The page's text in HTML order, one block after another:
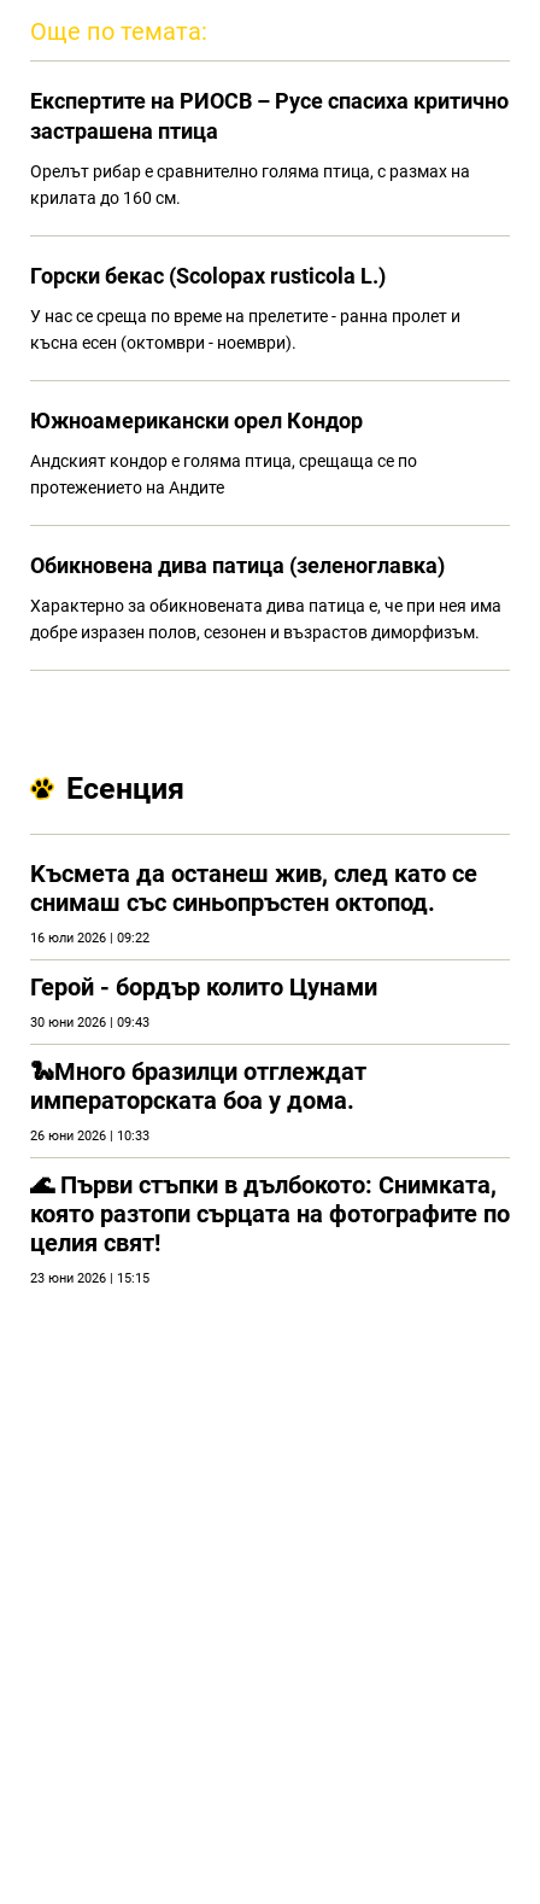
Още по темата:
Eкспертите на РИОСВ – Русе спасиха критично
застрашена птица
Орелът рибар е сравнително голяма птица, с размах на
крилата до 160 см.
Горски бекас (Scolopax rusticola L.)
У нас се среща по време на прелетите - ранна пролет и
късна есен (октомври - ноември).
Южноамерикански орел Кондор
Андският кондор е голяма птица, срещаща се по
протежението на Андите
Обикновена дива патица (зеленоглавка)
Характерно за обикновената дива патица е, че при нея има
добре изразен полов, сезонен и възрастов диморфизъм.
Есенция
Kъсмета да останеш жив, след като се
снимаш със синьопръстен октопод.
16 юли 2026 | 09:22
Герой - бордър колито Цунами
30 юни 2026 | 09:43
🐍Много бразилци отглеждат
императорската боа у дома.
26 юни 2026 | 10:33
🌊 Първи стъпки в дълбокото: Снимката,
която разтопи сърцата на фотографите по
целия свят!
23 юни 2026 | 15:15